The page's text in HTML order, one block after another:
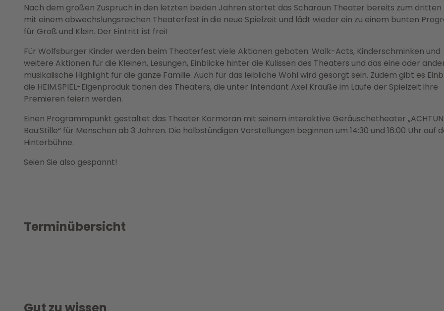
Nach dem großen Zuspruch in den letzten beiden Jahren startet das Scharoun Theater bereits zum dritten
mit einem abwechslungsreichen Theaterfest in die neue Spielzeit und lädt wieder ein zu einem bunten
für Groß und Klein. Der Eintritt ist frei!
Für Wolfsburger Kinder werden beim Theaterfest viele Aktionen geboten: Walk-Acts, Kinderschminken und
weitere Aktionen für die Kleinen, Lesungen, Einblicke hinter die Kulissen des Theaters und das eine oder
musikalische Highlight für die ganze Familie. Auch für das leibliche Wohl wird gesorgt sein. Zudem gibt es
die HEIM.SPIEL-Eigenproduk tionen des Theaters, die unter Intendant Axel Krauße im Laufe der Spielzeit ihre
Premieren feiern werden.
Einen Programmpunkt gestaltet das Theater Kormoran mit seinem interaktive Geräuschetheater
Bau:Stille“ für Menschen ab 3 Jahren. Die halbstündigen Vorstellungen beginnen um 14:30 und 16:00 Uhr auf
Hinterbühne.
Seien Sie also gespannt!
Terminübersicht
Gut zu wissen